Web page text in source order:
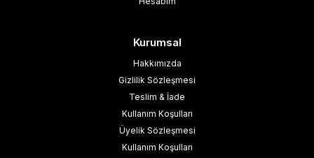
Kurumsal
Hakkımızda
Gizlilik Sözleşmesi
Teslim & İade
Kullanım Koşulları
Üyelik Sözleşmesi
Kullanım Koşulları